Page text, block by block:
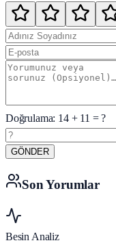
Doğrulama: 14+ 11 = ?
GÖNDER
Son Yorumlar
Besin Analiz